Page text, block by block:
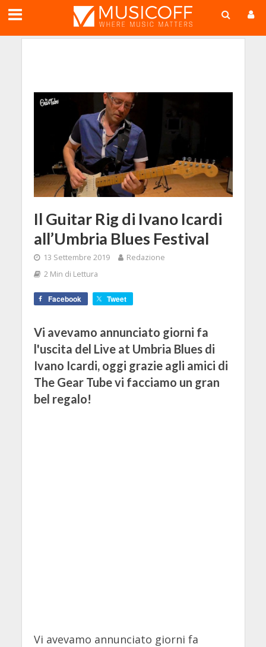
Il Guitar Rig di Ivano Icardi
all’Umbria Blues Festival
13 Settembre 2019
Redazione
2 Min di Lettura
Facebook Tweet
Vi avevamo annunciato giorni fa
l'uscita del Live at Umbria Blues di
Ivano Icardi, oggi grazie agli amici di
The Gear Tube vi facciamo un gran
bel regalo!
Vi avevamo annunciato giorni fa